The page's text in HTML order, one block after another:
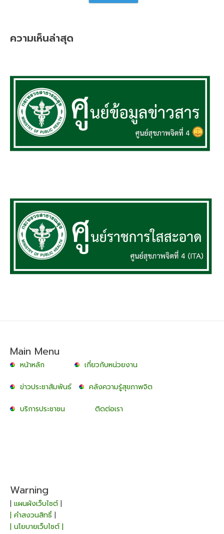
ความเห็นล่าสุด
Main Menu
หน้าหลัก เกี่ยวกับหน่วยงาน
ข่าวประชาสัมพันธ์ คลังความรู้สุขภาพจิต
บริการประชาชน ติดต่อเรา
Warning
| แผนผังเว็บไซต์|
| คำสงวนสิทธิ์ |
| นโยบายเว็บไซต์ |